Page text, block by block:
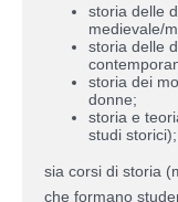
storia delle
medievale/
storia delle
storia dei
donne;
storia e
studi storici);
sia corsi di storia
che formano